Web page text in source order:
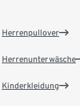
Herrenpullover
Herrenunterwäsche
Kinderkleidung